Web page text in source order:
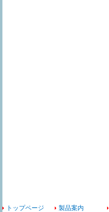
トップページ 製品案内